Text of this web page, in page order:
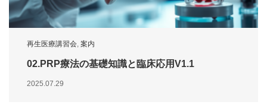
再生医療講習会, 案内
02.PRP療法の基礎知識と臨床応用V1.1
2025.07.29